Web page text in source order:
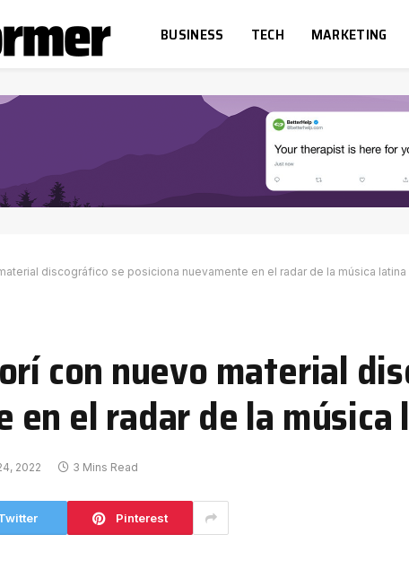
BUSINESS TECH MARKETING
discográfico se posiciona nuevamente en el radar de la música latina
con nuevo material
en el radar de la
2022 3 Mins Read
Pinterest